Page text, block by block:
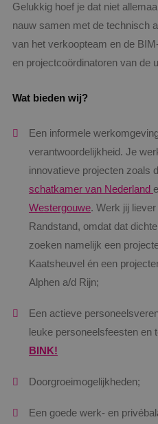
Gelukkig hoef je dat niet
nauw samen met de technisch
van het verkoopteam en de
en projectcoördinatoren van de
Wat bieden wij?
Een informele
verantwoordelijkheid. Je
innovatieve projecten zoals
schatkamer van Nederland
Westergouwe. Werk jij
Randstand, omdat dat
zoeken namelijk een
Kaatsheuvel én een
Alphen a/d Rijn;
Een actieve
leuke personeelsfeesten en
BINK!
Doorgroeimogelijkheden;
Een goede werk- en